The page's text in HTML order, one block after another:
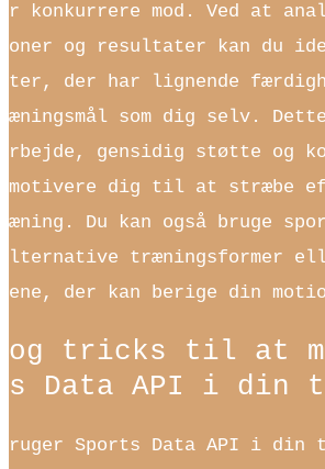
konkurrere mod. Ved at
og resultater kan du
der har lignende
som dig selv. Dette
gensidig støtte og
motivere dig til at stræbe
Du kan også bruge
alternative træningsformer
der kan berige din
og tricks til at
Data API i din
Sports Data API i din